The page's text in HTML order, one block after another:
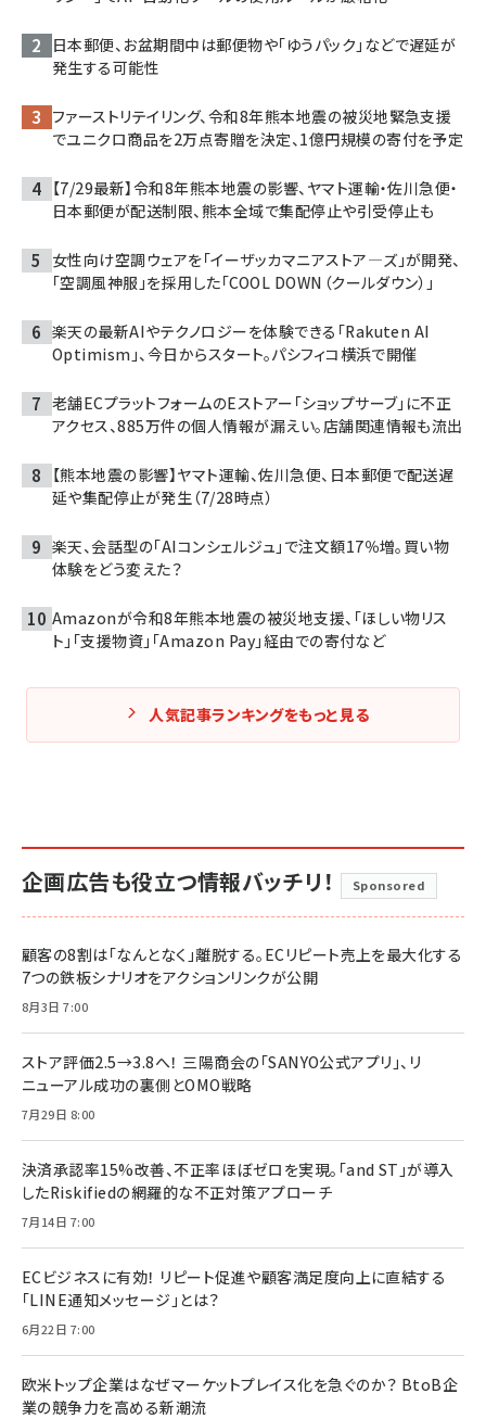
日本郵便、お盆期間中は郵便物や「ゆうパック」などで遅延が
発生する可能性
ファーストリテイリング、令和8年熊本地震の被災地緊急支援
でユニクロ商品を2万点寄贈を決定、1億円規模の寄付を予定
【7/29最新】令和8年熊本地震の影響、ヤマト運輸・佐川急便・
日本郵便が配送制限、熊本全域で集配停止や引受停止も
女性向け空調ウェアを「イーザッカマニアストア―ズ」が開発、
「空調風神服」を採用した「COOL DOWN（クールダウン）」
楽天の最新AIやテクノロジーを体験できる「Rakuten AI
Optimism」、今日からスタート。パシフィコ横浜で開催
老舗ECプラットフォームのEストアー「ショップサーブ」に不正
アクセス、885万件の個人情報が漏えい。店舗関連情報も流出
【熊本地震の影響】ヤマト運輸、佐川急便、日本郵便で配送遅
延や集配停止が発生（7/28時点）
楽天、会話型の「AIコンシェルジュ」で注文額17％増。買い物
体験をどう変えた？
Amazonが令和8年熊本地震の被災地支援、「ほしい物リス
ト」「支援物資」「Amazon Pay」経由での寄付など
人気記事ランキングをもっと見る
企画広告も役立つ情報バッチリ！ Sponsored
顧客の8割は「なんとなく」離脱する。ECリピート売上を最大化する
7つの鉄板シナリオをアクションリンクが公開
8月3日 7:00
ストア評価2.5→3.8へ！ 三陽商会の「SANYO公式アプリ」、リ
ニューアル成功の裏側とOMO戦略
7月29日 8:00
決済承認率15%改善、不正率ほぼゼロを実現。「and ST」が導入
したRiskifiedの網羅的な不正対策アプローチ
7月14日 7:00
ECビジネスに有効！ リピート促進や顧客満足度向上に直結する
「LINE通知メッセージ」とは？
6月22日 7:00
欧米トップ企業はなぜマーケットプレイス化を急ぐのか？ BtoB企
業の競争力を高める新潮流